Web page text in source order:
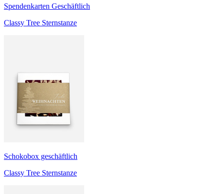
Spendenkarten Geschäftlich
Classy Tree Sternstanze
Schokobox geschäftlich
Classy Tree Sternstanze